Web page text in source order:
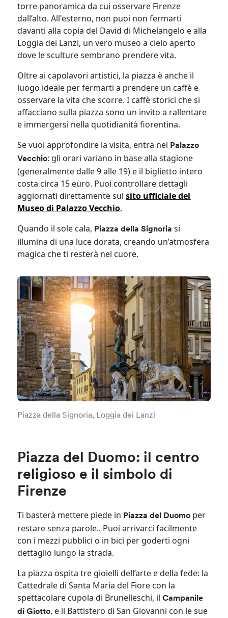
torre panoramica da cui osservare Firenze
dall’alto. All'esterno, non puoi non fermarti
davanti alla copia del David di Michelangelo e alla
Loggia dei Lanzi, un vero museo a cielo aperto
dove le sculture sembrano prendere vita.
Oltre ai capolavori artistici, la piazza è anche il
luogo ideale per fermarti a prendere un caffè e
osservare la vita che scorre. I caffè storici che si
affacciano sulla piazza sono un invito a rallentare
e immergersi nella quotidianità fiorentina.
Se vuoi approfondire la visita, entra nel Palazzo
Vecchio: gli orari variano in base alla stagione
(generalmente dalle 9 alle 19) e il biglietto intero
costa circa 15 euro. Puoi controllare dettagli
aggiornati direttamente sulsito ufficiale del
Museo di Palazzo Vecchio.
Quando il sole cala, Piazza della Signoria si
illumina di una luce dorata, creando un’atmosfera
magica che ti resterà nel cuore.
Piazza della Signoria, Loggia dei Lanzi
Piazza del Duomo: il centro
religioso e il simbolo di
Firenze
Ti basterà mettere piede in Piazza del Duomo per
restare senza parole.. Puoi arrivarci facilmente
con i mezzi pubblici o in bici per goderti ogni
dettaglio lungo la strada.
La piazza ospita tre gioielli dell’arte e della fede: la
Cattedrale di Santa Maria del Fiore con la
spettacolare cupola di Brunelleschi, ilCampanile
di Giotto, e il Battistero di San Giovanni con le sue